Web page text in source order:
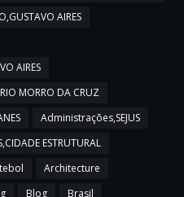
AIRES
AIRES
MORRO DA CRUZ
Administrações,SEJUS
ESTRUTURAL
Architecture
Blog
Brasil